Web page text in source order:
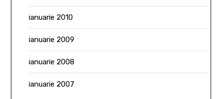
ianuarie 2010
ianuarie 2009
ianuarie 2008
ianuarie 2007